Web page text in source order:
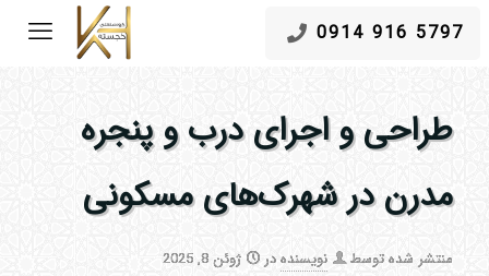
5797 916 0914
طراحی و اجرای درب و پنجره
مدرن در شهرک‌های مسکونی
منتشر شده توسط نویسندهدر ژوئن 8, 2025